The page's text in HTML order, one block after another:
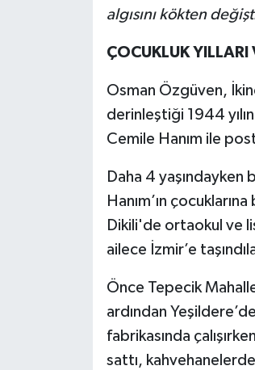
algısını kökten
ÇOCUKLUK
Osman Özgüven,
derinleştiği 1944
Cemile Hanım ile
Daha 4 yaşındayken
Hanım’ın
Dikili'de ortaokul ve
ailece İzmir’e
Önce Tepecik
ardından
fabrikasında
sattı, kahvehanelerde